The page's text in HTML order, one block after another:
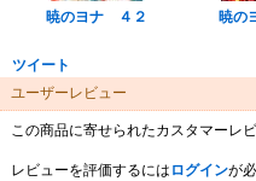
暁のヨナ ４２ 暁の
ツイート
ユーザーレビュー
この商品に寄せられたカスタマーレ
レビューを評価するには ログインが